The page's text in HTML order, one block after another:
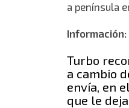
a península
Información:
Turbo
a cambio
envía, en
que le